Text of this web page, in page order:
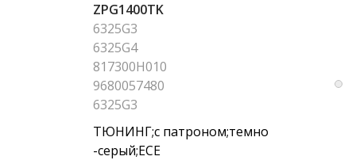
ZPG1400TK
6325G3
6325G4
817300H010
9680057480
6325G3
ТЮНИНГ;с патроном;темно
-серый;ECE